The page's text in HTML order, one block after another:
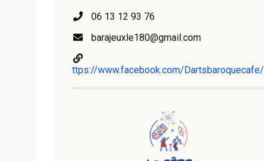
06 13 12 93 76
barajeuxle180@gmail.com
ttps://www.facebook.com/Dartsbaroquecafe/